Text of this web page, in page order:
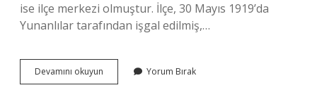
ise ilçe merkezi olmuştur. İlçe, 30 Mayıs 1919’da
Yunanlılar tarafından işgal edilmiş,…
Devamını okuyun Bayındır
Tarihte
Yorum Bırak